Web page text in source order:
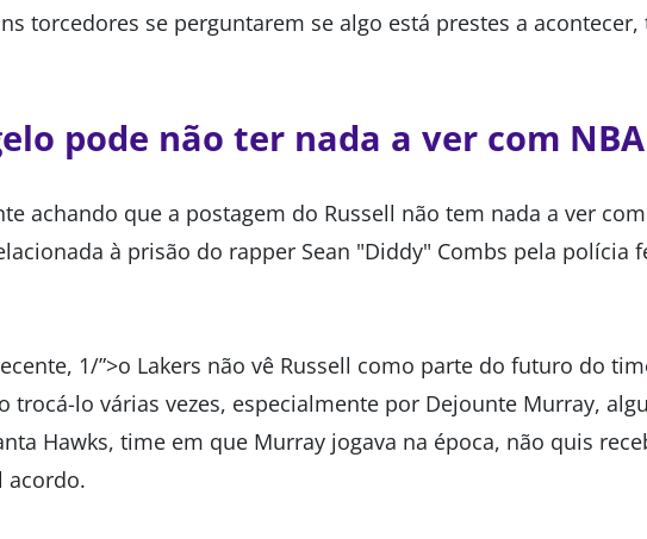
torcedores se perguntarem se algo está prestes a acontecer,
pode não ter nada a ver com NBA
achando que a postagem do Russell não tem nada a ver com
à prisão do rapper Sean "Diddy" Combs pela polícia
1/”>o Lakers não vê Russell como parte do futuro do
trocá-lo várias vezes, especialmente por Dejounte Murray,
Hawks, time em que Murray jogava na época, não quis
acordo.